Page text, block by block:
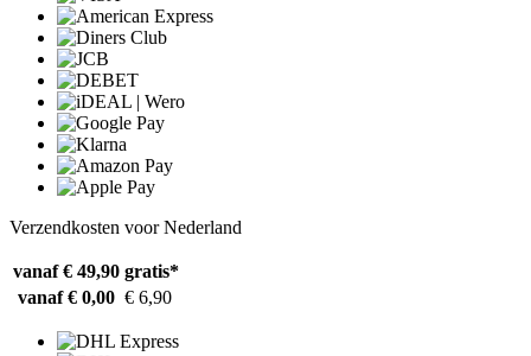
Verzendkosten voor Nederland
vanaf € 49,90 gratis*
vanaf € 0,00 € 6,90